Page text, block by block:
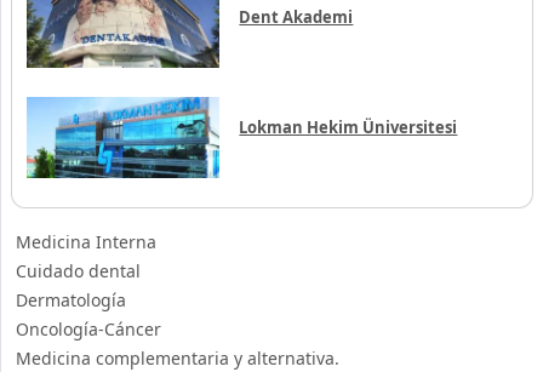
Dent Akademi
Lokman Hekim Üniversitesi
Medicina Interna
Cuidado dental
Dermatología
Oncología-Cáncer
Medicina complementaria y alternativa.